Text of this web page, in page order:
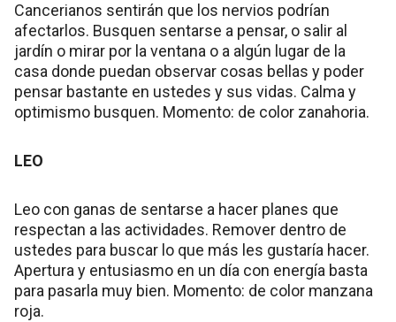
Cancerianos sentirán que los nervios podrían
afectarlos. Busquen sentarse a pensar, o salir al
jardín o mirar por la ventana o a algún lugar de la
casa donde puedan observar cosas bellas y poder
pensar bastante en ustedes y sus vidas. Calma y
optimismo busquen. Momento: de color zanahoria.
LEO
Leo con ganas de sentarse a hacer planes que
respectan a las actividades. Remover dentro de
ustedes para buscar lo que más les gustaría hacer.
Apertura y entusiasmo en un día con energía basta
para pasarla muy bien. Momento: de color manzana
roja.